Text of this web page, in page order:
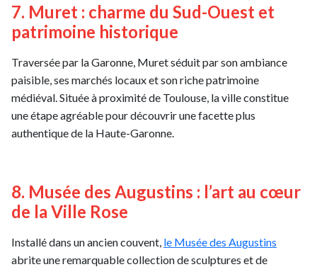
7. Muret : charme du Sud-Ouest et
patrimoine historique
Traversée par la Garonne, Muret séduit par son ambiance
paisible, ses marchés locaux et son riche patrimoine
médiéval. Située à proximité de Toulouse, la ville constitue
une étape agréable pour découvrir une facette plus
authentique de la Haute-Garonne.
8. Musée des Augustins : l’art au cœur
de la Ville Rose
Installé dans un ancien couvent, le Musée des Augustins
abrite une remarquable collection de sculptures et de